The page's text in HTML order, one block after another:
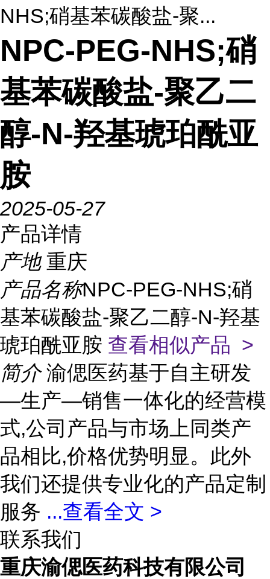
NHS;硝基苯碳酸盐-聚...
NPC-PEG-NHS;硝
基苯碳酸盐-聚乙二
醇-N-羟基琥珀酰亚
胺
2025-05-27
产品详情
产地 重庆
产品名称NPC-PEG-NHS;硝
基苯碳酸盐-聚乙二醇-N-羟基
琥珀酰亚胺 查看相似产品 >
简介 渝偲医药基于自主研发
—生产—销售一体化的经营模
式,公司产品与市场上同类产
品相比,价格优势明显。此外
我们还提供专业化的产品定制
服务 ...查看全文 >
联系我们
重庆渝偲医药科技有限公司